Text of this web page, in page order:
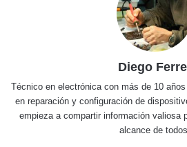
Diego
Técnico en electrónica con más de 10
en reparación y configuración de
empieza a compartir información valiosa
alcance de todos.